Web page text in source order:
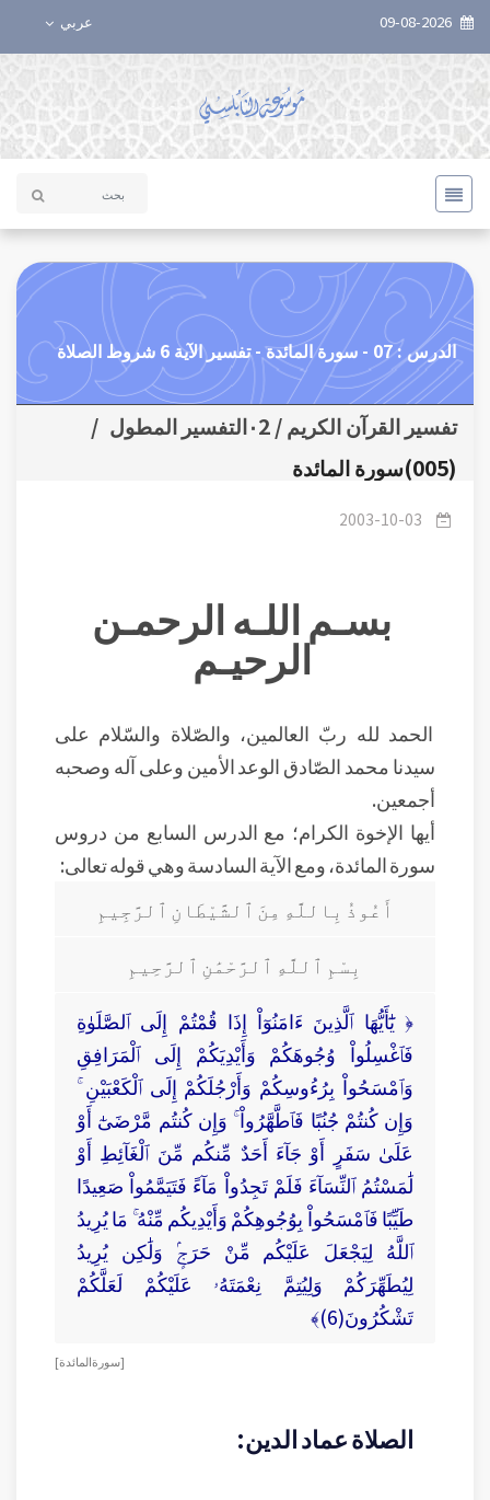
عربي
الدرس : 07 - سورة المائدة - تفسير الآية 6 شروط الصلاة
تفسير القرآن الكريم / ٠2التفسير المطول
/
(005)سورة المائدة
2003-10-03
بسـم اللـه الرحمـن
الرحيـم
الحمد لله ربّ العالمين، والصّلاة والسّلام على
سيدنا محمد الصّادق الوعد الأمين وعلى آله وصحبه
أجمعين.
أيها الإخوة الكرام؛ مع الدرس السابع من دروس
سورة المائدة، ومع الآية السادسة وهي قوله تعالى:
أَعُوذُ بِاللَّهِ مِنَ ٱلشَّيْطَانِ ٱلرَّجِيمِ
بِسْمِ ٱللَّهِ ٱلرَّحْمَٰنِ ٱلرَّحِيمِ
﴿ يَٰٓأَيُّهَا ٱلَّذِينَ ءَامَنُوٓاْ إِذَا قُمْتُمْ إِلَى ٱلصَّلَوٰةِ
فَٱغْسِلُواْ وُجُوهَكُمْ وَأَيْدِيَكُمْ إِلَى ٱلْمَرَافِقِ
وَٱمْسَحُواْ بِرُءُوسِكُمْ وَأَرْجُلَكُمْ إِلَى ٱلْكَعْبَيْنِ ۚ
وَإِن كُنتُمْ جُنُبًا فَٱطَّهَّرُواْ ۚ وَإِن كُنتُم مَّرْضَىٰٓ أَوْ
عَلَىٰ سَفَرٍ أَوْ جَآءَ أَحَدٌ مِّنكُم مِّنَ ٱلْغَآئِطِ أَوْ
لَٰمَسْتُمُ ٱلنِّسَآءَ فَلَمْ تَجِدُواْ مَآءً فَتَيَمَّمُواْ صَعِيدًا
طَيِّبًا فَٱمْسَحُواْ بِوُجُوهِكُمْ وَأَيْدِيكُم مِّنْهُ ۚ مَا يُرِيدُ
ٱللَّهُ لِيَجْعَلَ عَلَيْكُم مِّنْ حَرَجٍۢ وَلَٰكِن يُرِيدُ
لِيُطَهِّرَكُمْ وَلِيُتِمَّ نِعْمَتَهُۥ عَلَيْكُمْ لَعَلَّكُمْ
تَشْكُرُونَ(6)﴾
[ سورة المائدة ]
الصلاة عماد الدين: